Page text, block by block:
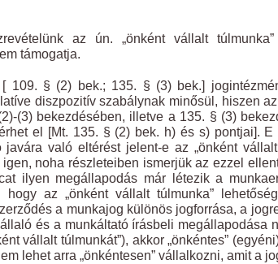
az ún. „önként vállalt
támogatja.
[ 109. § (2) bek.; 135. § (3) bek.]
diszpozitív szabálynak minősül, hiszen
(3) bekezdésében, illetve a 135. § (3)
el [Mt. 135. § (2) bek. h) és s) pontjai].
való eltérést jelent-e az „önként
noha részleteiben ismerjük az ezzel
ilyen megállapodás már létezik a
hogy az „önként vállalt túlmunka”
a munkajog különös jogforrása, a
és a munkáltató írásbeli megállapodása
vállalt túlmunkát”), akkor „önkéntes”
lehet arra „önkéntesen” vállalkozni, amit a